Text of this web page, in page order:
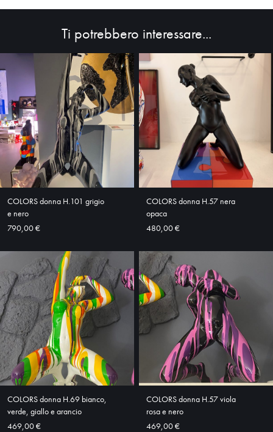
HOME
ABOUT
SHOP
Ti potrebbero interessare...
COLORS donna H.101 grigio
e nero
790,00 €
COLORS donna H.57 nera
opaca
480,00 €
COLORS donna H.69 bianco,
verde, giallo e arancio
469,00 €
COLORS donna H.57 viola
rosa e nero
469,00 €